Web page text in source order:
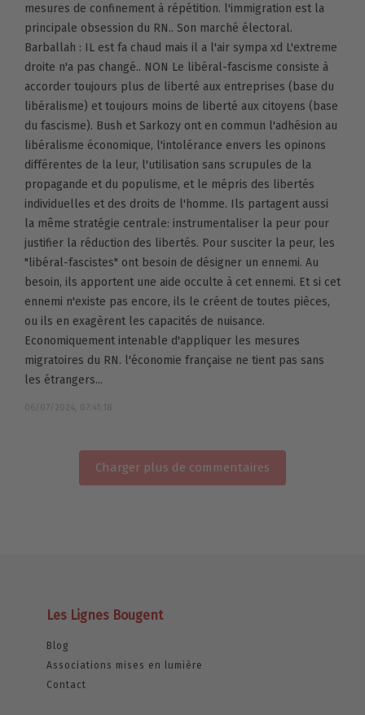
mesures de confinement à répétition. l'immigration est la
principale obsession du RN.. Son marché électoral.
Barballah : IL est fa chaud mais il a l'air sympa xd L'extreme
droite n'a pas changé.. NON Le libéral-fascisme consiste à
accorder toujours plus de liberté aux entreprises (base du
libéralisme) et toujours moins de liberté aux citoyens (base
du fascisme). Bush et Sarkozy ont en commun l'adhésion au
libéralisme économique, l'intolérance envers les opinons
différentes de la leur, l'utilisation sans scrupules de la
propagande et du populisme, et le mépris des libertés
individuelles et des droits de l'homme. Ils partagent aussi
la même stratégie centrale: instrumentaliser la peur pour
justifier la réduction des libertés. Pour susciter la peur, les
"libéral-fascistes" ont besoin de désigner un ennemi. Au
besoin, ils apportent une aide occulte à cet ennemi. Et si cet
ennemi n'existe pas encore, ils le créent de toutes pièces,
ou ils en exagèrent les capacités de nuisance.
Economiquement intenable d'appliquer les mesures
migratoires du RN. l'économie française ne tient pas sans
les étrangers...
06/07/2024, 07:41:18
Charger plus de commentaires
Les Lignes Bougent
Blog
Associations mises en lumière
Contact